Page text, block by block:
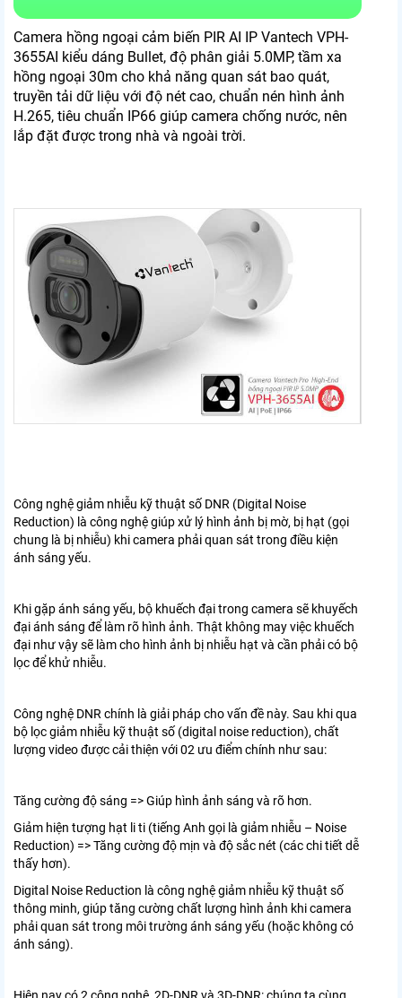
Camera hồng ngoại cảm biến PIR AI IP Vantech VPH-
3655AI kiểu dáng Bullet, độ phân giải 5.0MP, tầm xa
hồng ngoại 30m cho khả năng quan sát bao quát,
truyền tải dữ liệu với độ nét cao, chuẩn nén hình ảnh
H.265, tiêu chuẩn IP66 giúp camera chống nước, nên
lắp đặt được trong nhà và ngoài trời.
Công nghệ giảm nhiễu kỹ thuật số DNR (Digital Noise
Reduction) là công nghệ giúp xử lý hình ảnh bị mờ, bị hạt (gọi
chung là bị nhiễu) khi camera phải quan sát trong điều kiện
ánh sáng yếu.
Khi gặp ánh sáng yếu, bộ khuếch đại trong camera sẽ khuyếch
đại ánh sáng để làm rõ hình ảnh. Thật không may việc khuếch
đại như vậy sẽ làm cho hình ảnh bị nhiễu hạt và cần phải có bộ
lọc để khử nhiễu.
Công nghệ DNR chính là giải pháp cho vấn đề này. Sau khi qua
bộ lọc giảm nhiễu kỹ thuật số (digital noise reduction), chất
lượng video được cải thiện với 02 ưu điểm chính như sau:
Tăng cường độ sáng => Giúp hình ảnh sáng và rõ hơn.
Giảm hiện tượng hạt li ti (tiếng Anh gọi là giảm nhiễu – Noise
Reduction) => Tăng cường độ mịn và độ sắc nét (các chi tiết dễ
thấy hơn).
Digital Noise Reduction là công nghệ giảm nhiễu kỹ thuật số
thông minh, giúp tăng cường chất lượng hình ảnh khi camera
phải quan sát trong môi trường ánh sáng yếu (hoặc không có
ánh sáng).